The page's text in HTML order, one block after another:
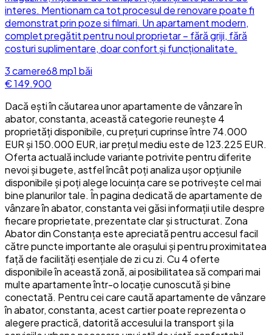
interes. Mentionam ca tot procesul de renovare poate fi
demonstrat prin poze si filmari. Un apartament modern,
complet pregătit pentru noul proprietar – fără griji, fără
costuri suplimentare, doar confort și funcționalitate.
3camere68mp1 băi
€ 149.900
Dacă ești în căutarea unor apartamente de vânzare în
abator, constanta, această categorie reunește 4
proprietăți disponibile, cu prețuri cuprinse între 74.000
EUR și 150.000 EUR, iar prețul mediu este de 123.225 EUR.
Oferta actuală include variante potrivite pentru diferite
nevoi și bugete, astfel încât poți analiza ușor opțiunile
disponibile și poți alege locuința care se potrivește cel mai
bine planurilor tale. În pagina dedicată de apartamente de
vânzare în abator, constanta vei găsi informații utile despre
fiecare proprietate, prezentate clar și structurat. Zona
Abator din Constanța este apreciată pentru accesul facil
către puncte importante ale orașului și pentru proximitatea
față de facilități esențiale de zi cu zi. Cu 4 oferte
disponibile în această zonă, ai posibilitatea să compari mai
multe apartamente într-o locație cunoscută și bine
conectată. Pentru cei care caută apartamente de vânzare
în abator, constanta, acest cartier poate reprezenta o
alegere practică, datorită accesului la transport și la